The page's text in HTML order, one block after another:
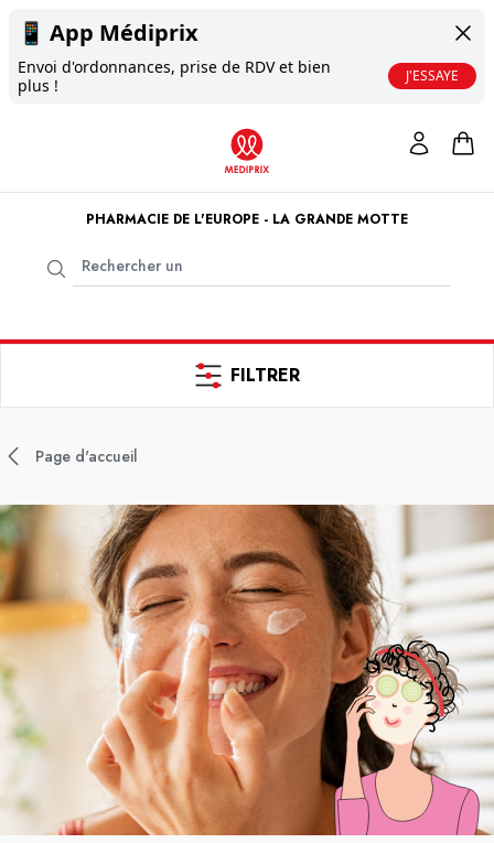
📱 App Médiprix
Envoi d'ordonnances, prise de RDV et bien
plus !
J'ESSAYE
PHARMACIE DE L'EUROPE - LA GRANDE MOTTE
FILTRER
Page d'accueil